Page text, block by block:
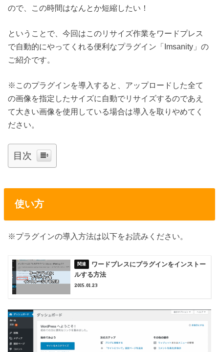
ので、この時間はなんとか短縮したい！
ということで、今回はこのリサイズ作業をワードプレス
で自動的にやってくれる便利なプラグイン「Imsanity」の
ご紹介です。
※このプラグインを導入すると、アップロードした全て
の画像を指定したサイズに自動でリサイズするのであえ
て大きい画像を使用している場合は導入を取りやめてく
ださい。
目次
使い方
※プラグインの導入方法は以下をお読みください。
ワードプレスにプラグインをインストー
ルする方法
2015.01.23